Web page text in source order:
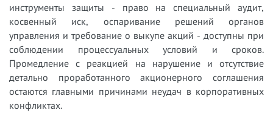
инструменты защиты - право на специальный аудит,
косвенный иск, оспаривание решений органов
управления и требование о выкупе акций - доступны при
соблюдении процессуальных условий и сроков.
Промедление с реакцией на нарушение и отсутствие
детально проработанного акционерного соглашения
остаются главными причинами неудач в корпоративных
конфликтах.